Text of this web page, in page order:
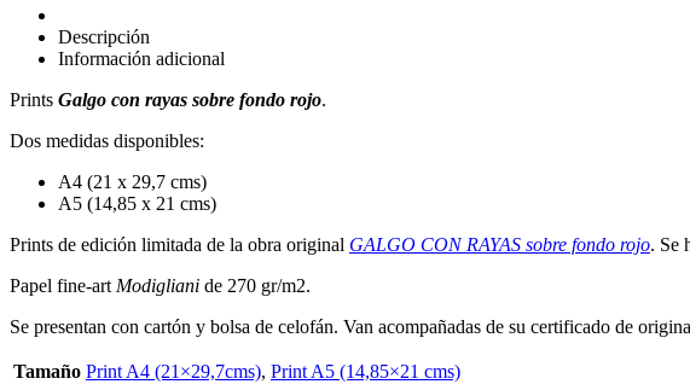
Descripción
Información adicional
Prints Galgo con rayas sobre fondo rojo.
Dos medidas disponibles:
A4 (21 x 29,7 cms)
A5 (14,85 x 21 cms)
Prints de edición limitada de la obra original GALGO CON RAYAS sobre fondo rojo. Se
Papel fine-art Modigliani de 270 gr/m2.
Se presentan con cartón y bolsa de celofán. Van acompañadas de su certificado de
Tamaño Print A4 (21×29,7cms), Print A5 (14,85×21 cms)